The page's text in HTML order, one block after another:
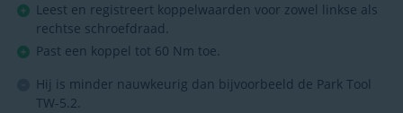
Leest en registreert koppelwaarden voor zowel linkse als
rechtse schroefdraad.
Past een koppel tot 60 Nm toe.
Hij is minder nauwkeurig dan bijvoorbeeld de Park Tool
TW-5.2.